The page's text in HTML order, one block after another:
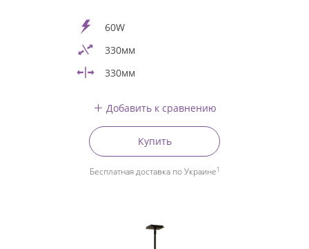
60W
330мм
330мм
Добавить к сравнению
Купить
Бесплатная доставка по Украине1